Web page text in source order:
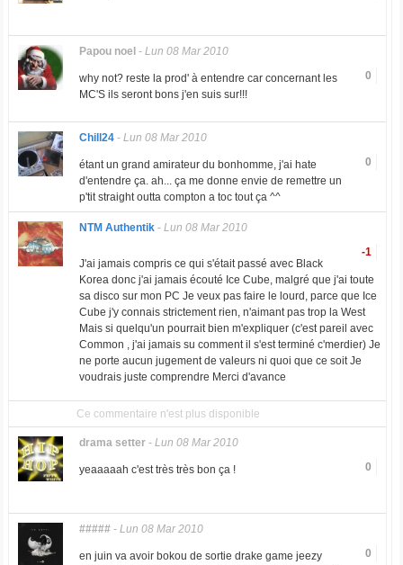
Papou noel - Lun 08 Mar 2010
0
why not? reste la prod' à entendre car concernant les
MC'S ils seront bons j'en suis sur!!!
Chill24- Lun 08 Mar 2010
0
étant un grand amirateur du bonhomme, j'ai hate
d'entendre ça. ah... ça me donne envie de remettre un
p'tit straight outta compton a toc tout ça ^^
NTM Authentik- Lun 08 Mar 2010
-1
J'ai jamais compris ce qui s'était passé avec Black
Korea donc j'ai jamais écouté Ice Cube, malgré que j'ai toute
sa disco sur mon PC Je veux pas faire le lourd, parce que Ice
Cube j'y connais strictement rien, n'aimant pas trop la West
Mais si quelqu'un pourrait bien m'expliquer (c'est pareil avec
Common , j'ai jamais su comment il s'est terminé c'merdier) Je
ne porte aucun jugement de valeurs ni quoi que ce soit Je
voudrais juste comprendre Merci d'avance
Ce commentaire n'est plus disponible
drama setter- Lun 08 Mar 2010
0
yeaaaaah c'est très très bon ça !
#####- Lun 08 Mar 2010
0
en juin va avoir bokou de sortie drake game jeezy